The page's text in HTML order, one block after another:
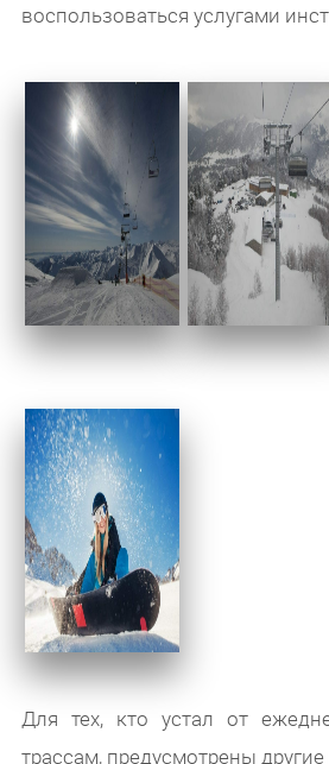
воспользоваться услугами
Для тех, кто устал от
трассам, предусмотрены